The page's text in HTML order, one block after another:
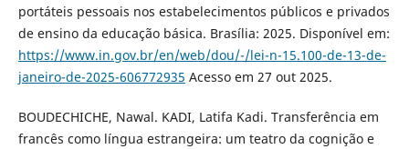
portáteis pessoais nos estabelecimentos públicos e privados
de ensino da educação básica. Brasília: 2025. Disponível em:
https://www.in.gov.br/en/web/dou/-/lei-n-15.100-de-13-de-
janeiro-de-2025-606772935 Acesso em 27 out 2025.
BOUDECHICHE, Nawal. KADI, Latifa Kadi. Transferência em
francês como língua estrangeira: um teatro da cognição e